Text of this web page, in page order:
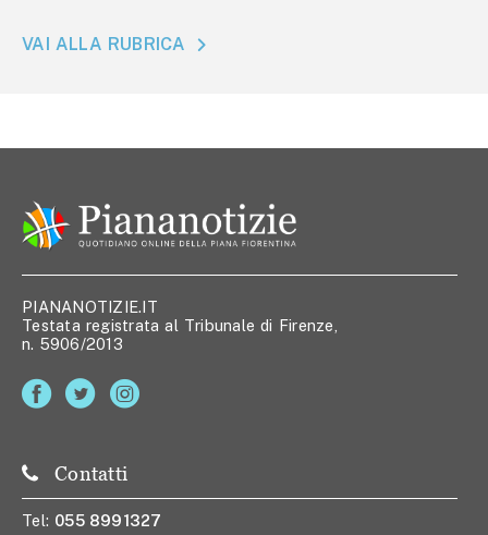
VAI ALLA RUBRICA
PIANANOTIZIE.IT
Testata registrata al Tribunale di Firenze,
n. 5906/2013
Contatti
Tel: 055 8991327